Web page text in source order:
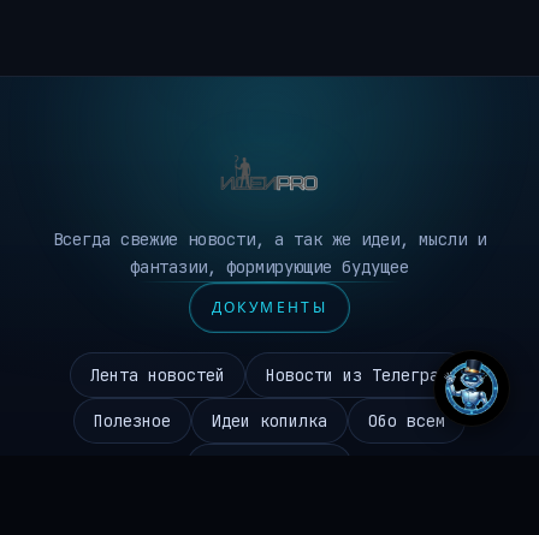
Всегда свежие новости, а так же идеи, мысли и
фантазии, формирующие будущее
ДОКУМЕНТЫ
Лента новостей Новости из Телеграм
Полезное Идеи копилка Обо всем